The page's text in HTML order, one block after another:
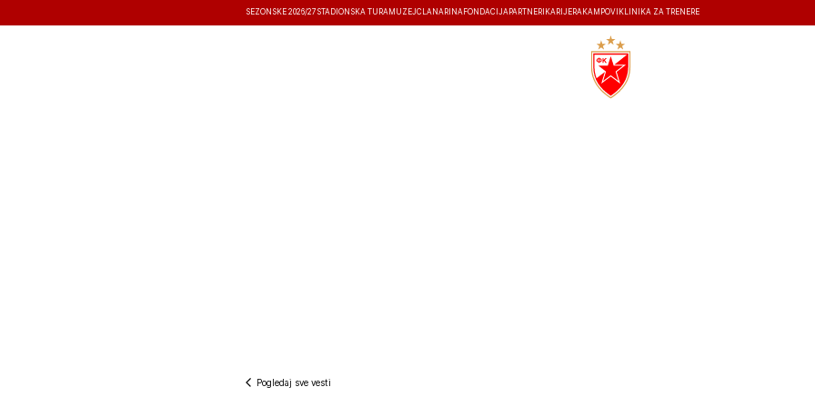
SEZONSKE 2026/27 STADIONSKA TURA MUZEJČLANARINA FONDACIJA PARTNERI KARIJERA KAMPOVI KLINIKA ZA TRENERE
Pogledaj sve vesti